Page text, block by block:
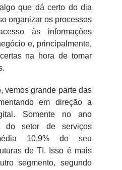
que dá certo do dia
organizar os processos
às informações
e, principalmente,
na hora de tomar
vemos grande parte das
em direção a
Somente no ano
do setor de serviços
10,9% do seu
de TI. Isso é mais
segmento, segundo